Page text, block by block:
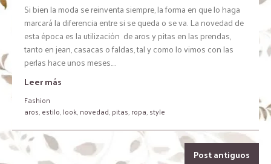
Si bien la moda se reinventa siempre, la forma en que lo haga
marcará la diferencia entre si se queda o se va. La novedad de
esta época es la utilización de aros y pitas en las prendas,
tanto en jean, casacas o faldas, tal y como lo vimos con las
perlas hace unos meses....
Leer más
Fashion
aros,estilo,look,novedad,pitas,ropa,style
Post antiguos